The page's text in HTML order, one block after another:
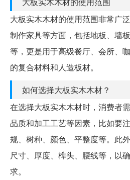
大板实木木材的使用范围非常广
制作家具等方面，包括地板、墙
等，更是用于高级餐厅、会所、
的复合材料和人造板材。
如何选择大板实木木材？
在选择大板实木木材时，消费者
品质和加工工艺等因素，比如要
规、树种、颜色、平整度等。此
尺寸、厚度、榫头、腰线等，以
求。